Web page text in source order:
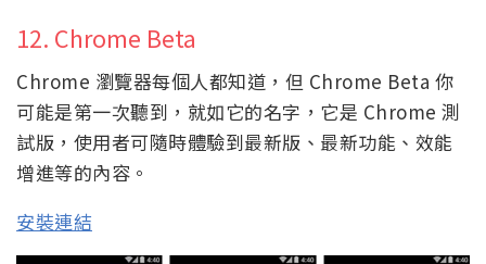
12. Chrome Beta
Chrome 瀏覽器每個人都知道，但 Chrome Beta 你
可能是第一次聽到，就如它的名字，它是 Chrome 測
試版，使用者可隨時體驗到最新版、最新功能、效能
增進等的內容。
安裝連結